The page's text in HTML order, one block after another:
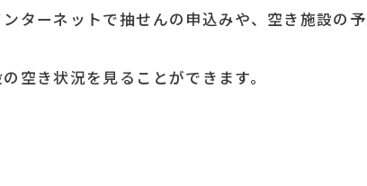
ターネットで抽せんの申込みや、空き施設の
空き状況を見ることができます。